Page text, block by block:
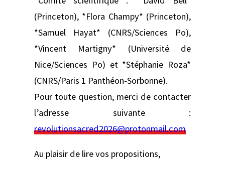
(Princeton), *Flora Champy* (Princeton),
*Samuel Hayat* (CNRS/Sciences Po),
*Vincent Martigny* (Université de
Nice/Sciences Po) et *Stéphanie Roza*
(CNRS/Paris 1 Panthéon-Sorbonne).
Pour toute question, merci de contacter
l’adresse suivante :
revolutionsacred2026@protonmail.com
Au plaisir de lire vos propositions,